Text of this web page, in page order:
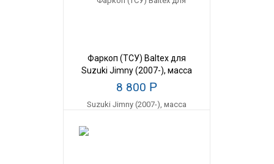
Фаркоп (ТСУ) Baltex для
Suzuki Jimny (2007-), масса
прицепа 1500 кг
8 800 Р